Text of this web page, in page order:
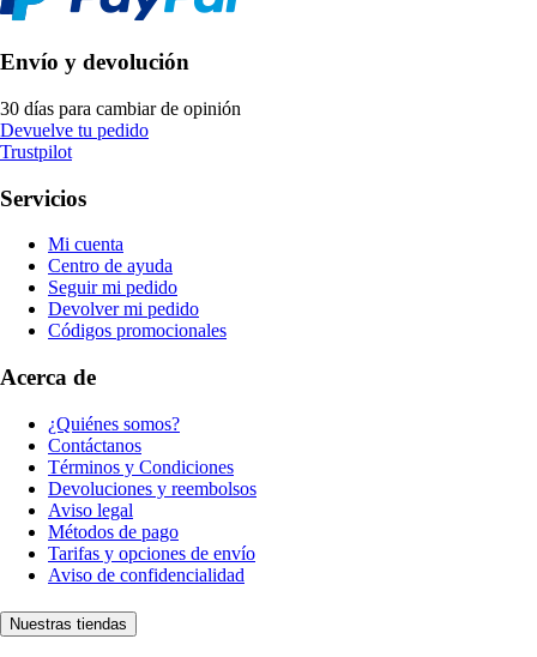
Envío y devolución
30 días para cambiar de opinión
Devuelve tu pedido
Trustpilot
Servicios
Mi cuenta
Centro de ayuda
Seguir mi pedido
Devolver mi pedido
Códigos promocionales
Acerca de
¿Quiénes somos?
Contáctanos
Términos y Condiciones
Devoluciones y reembolsos
Aviso legal
Métodos de pago
Tarifas y opciones de envío
Aviso de confidencialidad
Nuestras tiendas